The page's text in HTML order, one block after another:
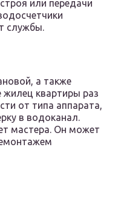
или передачи
службы.
а также
жилец квартиры раз
от типа аппарата,
в водоканал.
мастера. Он может